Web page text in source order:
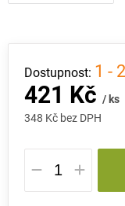
421 Kč / ks
348 Kč bez DPH
Měrná
cena:
1 -